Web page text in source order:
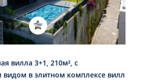
вилла 3+1, 210м², с
в элитном комплексе вилл